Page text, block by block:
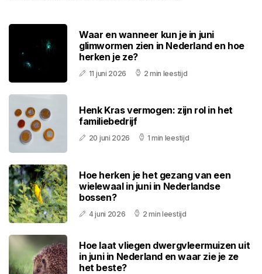
Waar en wanneer kun je in juni
glimwormen zien in Nederland en hoe
herken je ze?
11 juni 2026 2 min leestijd
Henk Kras vermogen: zijn rol in het
familiebedrijf
20 juni 2026 1 min leestijd
Hoe herken je het gezang van een
wielewaal in juni in Nederlandse
bossen?
4 juni 2026 2 min leestijd
Hoe laat vliegen dwergvleermuizen uit
in juni in Nederland en waar zie je ze
het beste?